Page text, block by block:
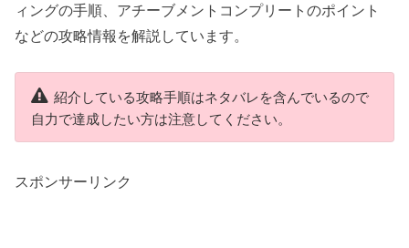
ィングの手順、アチーブメントコンプリートのポイント
などの攻略情報を解説しています。
紹介している攻略手順はネタバレを含んでいるので
自力で達成したい方は注意してください。
スポンサーリンク